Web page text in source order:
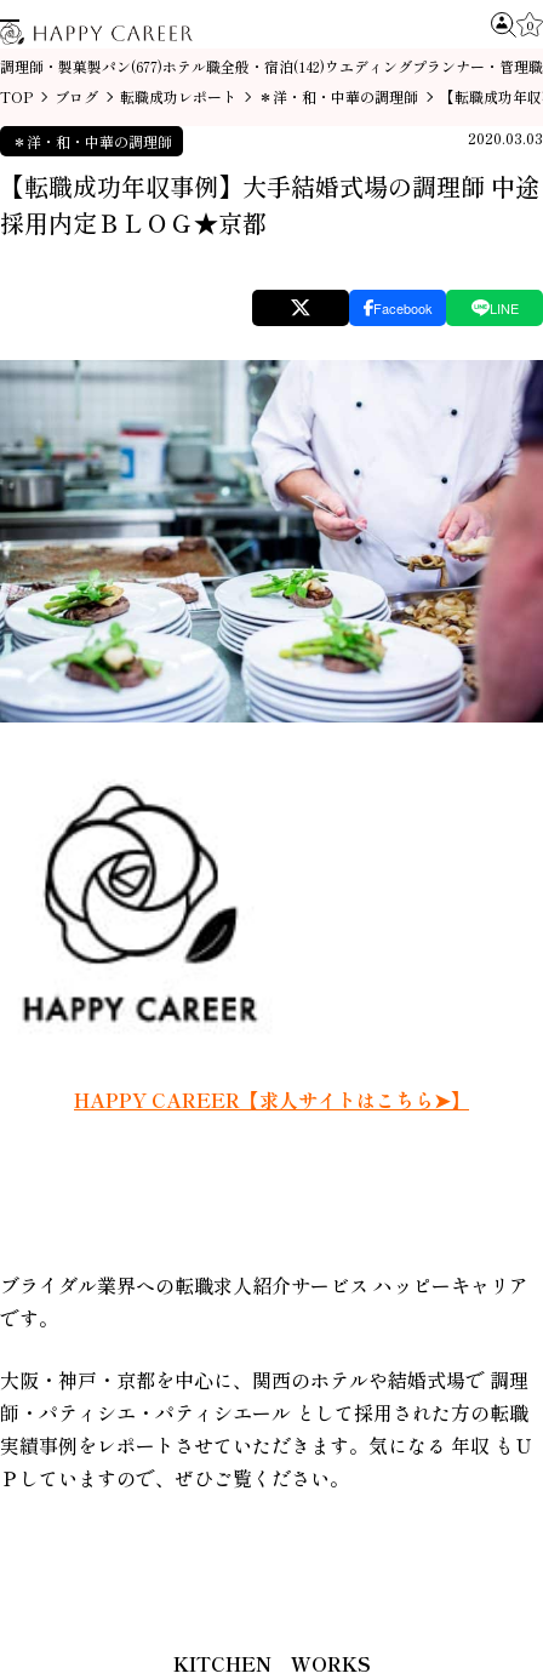
0
調理師・製菓製パン(677)ホテル職全般・宿泊(142)ウエディングプランナー・管理職
TOP
ブログ 転職成功レポート ＊洋・和・中華の調理師 【転職成功年
＊洋・和・中華の調理師 2020.03.03
【転職成功年収事例】大手結婚式場の調理師 中途
採用内定ＢＬＯＧ★京都
Facebook LINE
HAPPY CAREER【求人サイトはこちら➤】
ブライダル業界への転職求人紹介サービス ハッピーキャリア
です。
大阪・神戸・京都を中心に、関西のホテルや結婚式場で 調理
師・パティシエ・パティシエール として採用された方の転職
実績事例をレポートさせていただきます。気になる 年収 もＵ
Ｐしていますので、ぜひご覧ください。
KITCHEN WORKS